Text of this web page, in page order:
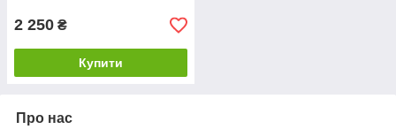
2 250 ₴
Купити
Про нас